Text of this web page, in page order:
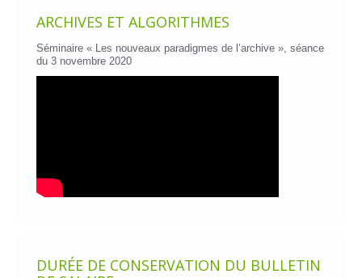
ARCHIVES ET ALGORITHMES
Séminaire « Les nouveaux paradigmes de l’archive », séance
du 3 novembre 2020
DURÉE DE CONSERVATION DU BULLETIN